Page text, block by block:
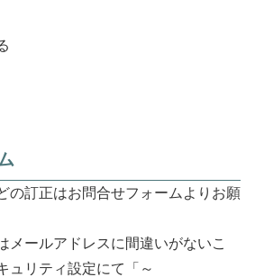
の訂正はお問合せフォームよりお願
メールアドレスに間違いがないこ
ュリティ設定にて「～